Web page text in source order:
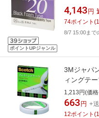
ポイントUPジャンル
1巻入り
4,143 円
74ポイント (1
8/7 15:00まで
3Mジャパ
ィングテ
810-3-15
1,213円(価
663 円 +
12ポイント (1